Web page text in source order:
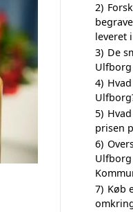
2)
leveret
3) De
4)
5)
prisen
6)
7) Køb